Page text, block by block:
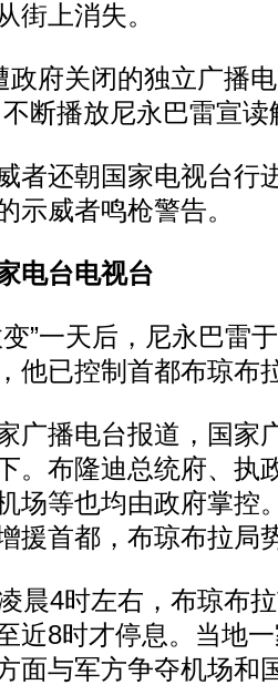
街上消失。
关闭的独立广播电
断播放尼永巴雷宣
还朝国家电视台行
示威者鸣枪警告。
电台电视台
一天后，尼永巴雷
他已控制首都布琼布
播电台报道，国家
。布隆迪总统府、执
场等也均由政府掌控
援首都，布琼布拉局
4时左右，布琼布拉
近8时才停息。当地
面与军方争夺机场和